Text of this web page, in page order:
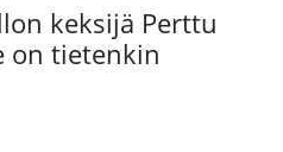
keksijä Perttu
on tietenkin